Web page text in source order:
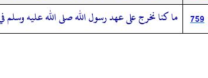
759 ما كنا نخرج على عهد رسول الله صلى الله عليه وسلم